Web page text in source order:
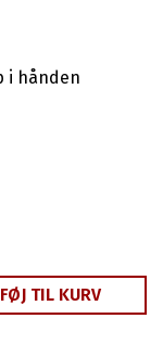
i hånden
TIL KURV